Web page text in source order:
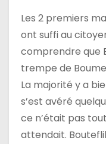
Les 2 premiers
ont suffi au
comprendre que
trempe de
La majorité y a
s’est avéré
ce n’était pas
attendait.